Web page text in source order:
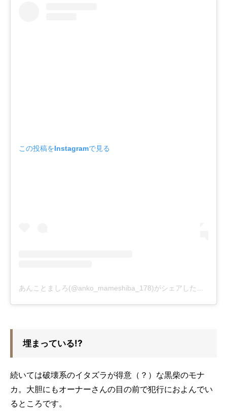
この投稿をInstagramで見る
埋まっている!?
続いては破壊系のイタズラが得意（？）な黒柴のモナ
カ。大胆にもオーナーさんの目の前で犯行におよんでい
るところです。